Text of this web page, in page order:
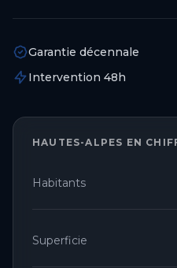
Garantie décennale
Intervention 48h
HAUTES-ALPES EN
Habitants
Superficie